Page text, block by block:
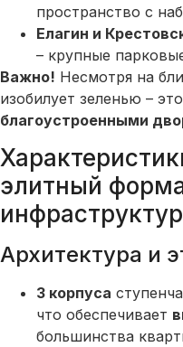
пространство с
Елагин и
– крупные
Важно! Несмотря на
изобилует зеленью –
благоустроенными
элитный
Архитектура и
3 корпуса
что обеспечивает
большинства